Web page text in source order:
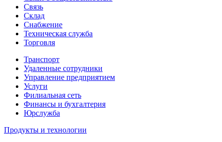
Связь
Склад
Снабжение
Техническая служба
Торговля
Транспорт
Удаленные сотрудники
Управление предприятием
Услуги
Филиальная сеть
Финансы и бухгалтерия
Юрслужба
Продукты и технологии